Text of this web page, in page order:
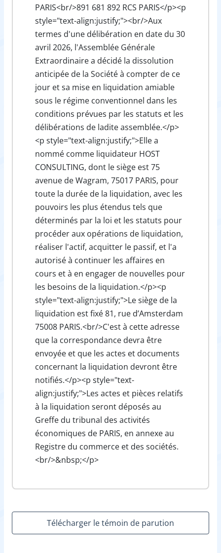
PARIS<br/>891 681 892 RCS PARIS</p><p
style="text-align:justify;"><br/>Aux
termes d'une délibération en date du 30
avril 2026, l'Assemblée Générale
Extraordinaire a décidé la dissolution
anticipée de la Société à compter de ce
jour et sa mise en liquidation amiable
sous le régime conventionnel dans les
conditions prévues par les statuts et les
délibérations de ladite assemblée.</p>
<p style="text-align:justify;">Elle a
nommé comme liquidateur HOST
CONSULTING, dont le siège est 75
avenue de Wagram, 75017 PARIS, pour
toute la durée de la liquidation, avec les
pouvoirs les plus étendus tels que
déterminés par la loi et les statuts pour
procéder aux opérations de liquidation,
réaliser l'actif, acquitter le passif, et l'a
autorisé à continuer les affaires en
cours et à en engager de nouvelles pour
les besoins de la liquidation.</p><p
style="text-align:justify;">Le siège de la
liquidation est fixé 81, rue d’Amsterdam
75008 PARIS.<br/>C'est à cette adresse
que la correspondance devra être
envoyée et que les actes et documents
concernant la liquidation devront être
notifiés.</p><p style="text-
align:justify;">Les actes et pièces relatifs
à la liquidation seront déposés au
Greffe du tribunal des activités
économiques de PARIS, en annexe au
Registre du commerce et des sociétés.
<br/>&nbsp;</p>
Télécharger le témoin de parution